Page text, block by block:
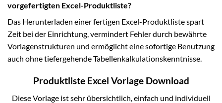
vorgefertigten Excel-Produktliste?
Das Herunterladen einer fertigen Excel-Produktliste spart
Zeit bei der Einrichtung, vermindert Fehler durch bewährte
Vorlagenstrukturen und ermöglicht eine sofortige Benutzung
auch ohne tiefergehende Tabellenkalkulationskenntnisse.
Produktliste Excel Vorlage Download
Diese Vorlage ist sehr übersichtlich, einfach und individuell